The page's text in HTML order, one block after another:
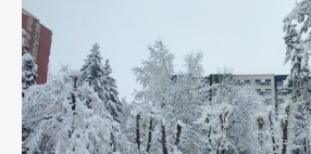
Info
O nama
Kontakt
Impressum